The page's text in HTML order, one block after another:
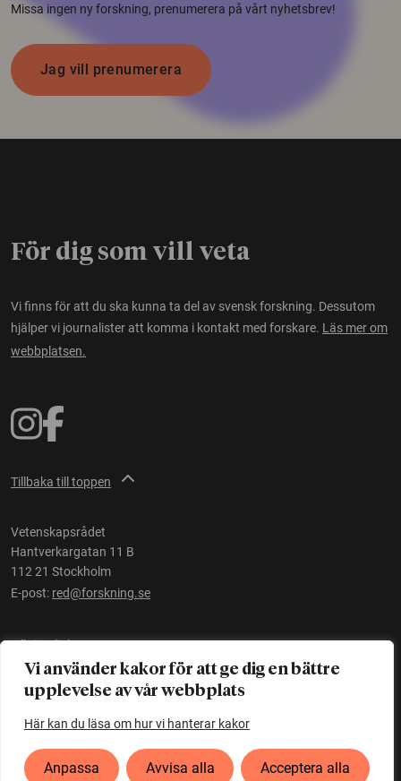
Vi använder kakor för att ge dig en bättre
upplevelse av vår webbplats
Här kan du läsa om hur vi hanterar kakor
Anpassa Avvisa alla Acceptera alla
Missa ingen ny forskning, prenumerera på vårt nyhetsbrev!
Jag vill prenumerera
För dig som vill veta
Vi finns för att du ska kunna ta del av svensk forskning. Dessutom
hjälper vi journalister att komma i kontakt med forskare. Läs mer om
webbplatsen.
Tillbaka till toppen
Vetenskapsrådet
Hantverkargatan 11 B
112 21 Stockholm
E-post: red@forskning.se
Tillgänglighet
Ett initiativ avVetenskapsrådet